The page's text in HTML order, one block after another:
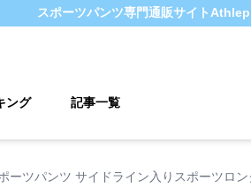
スポーツパンツ専門通販サイト Athlep
ング 記事一覧
ーツパンツ サイドライン入りスポーツロン